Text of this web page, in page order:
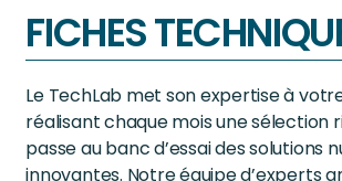
FICHES
Le TechLab met son expertise à
réalisant chaque mois une sélection
passe au banc d’essai des solutions
innovantes. Notre équipe d’experts